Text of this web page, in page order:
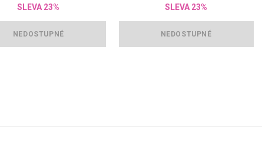
SLEVA 23%
NEDOSTUPNÉ
SLEVA 23%
NEDOSTUPNÉ